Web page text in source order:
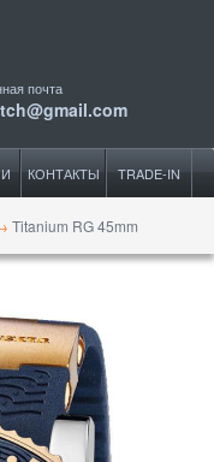
почта
КОНТАКТЫ TRADE-IN
Titanium RG 45mm